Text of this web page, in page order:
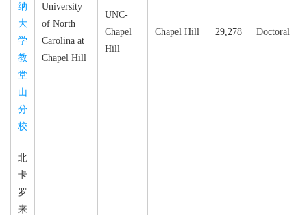
纳
大
学
教
堂
山
分
校
University
of North
Carolina at
Chapel Hill
UNC-
Chapel
Hill
Chapel Hill 29,278 Doctoral
北
卡
罗
来